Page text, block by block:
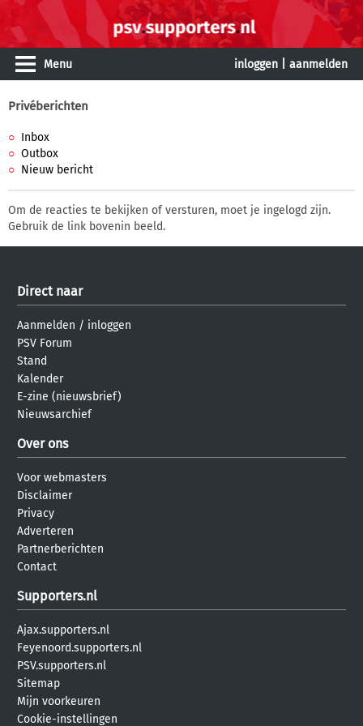
Menu inloggen aanmelden
Privéberichten
Inbox
Outbox
Nieuw bericht
Om de reacties te bekijken of versturen, moet je ingelogd zijn.
Gebruik de link bovenin beeld.
Direct naar
Aanmelden / inloggen
PSV Forum
Stand
Kalender
E-zine (nieuwsbrief)
Nieuwsarchief
Over ons
Voor webmasters
Disclaimer
Privacy
Adverteren
Partnerberichten
Contact
Supporters.nl
Ajax.supporters.nl
Feyenoord.supporters.nl
PSV.supporters.nl
Sitemap
Mijn voorkeuren
Cookie-instellingen